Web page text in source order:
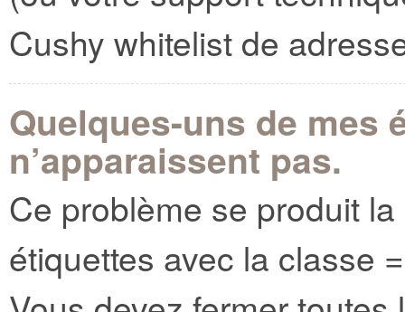
Cushy whitelist de
Quelques-uns de mes
n’apparaissent pas.
Ce problème se produit
étiquettes avec la classe